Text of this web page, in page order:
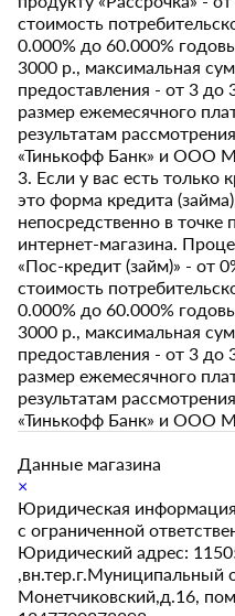
стоимость
0.000% до 60.000%
3000 р., максимальная
предоставления - от 3
размер ежемесячного
результатам
«Тинькофф Банк» и ООО
3. Если у вас есть только
это форма кредита
непосредственно в точке
интернет-магазина.
«Пос-кредит (займ)» - от
стоимость
0.000% до 60.000%
3000 р., максимальная
предоставления - от 3
размер ежемесячного
результатам
«Тинькофф Банк» и ООО
Данные магазина
×
Юридическая
с ограниченной
Юридический адрес:
,вн.тер.г.Муниципальный
Монетчиковский,д.16,